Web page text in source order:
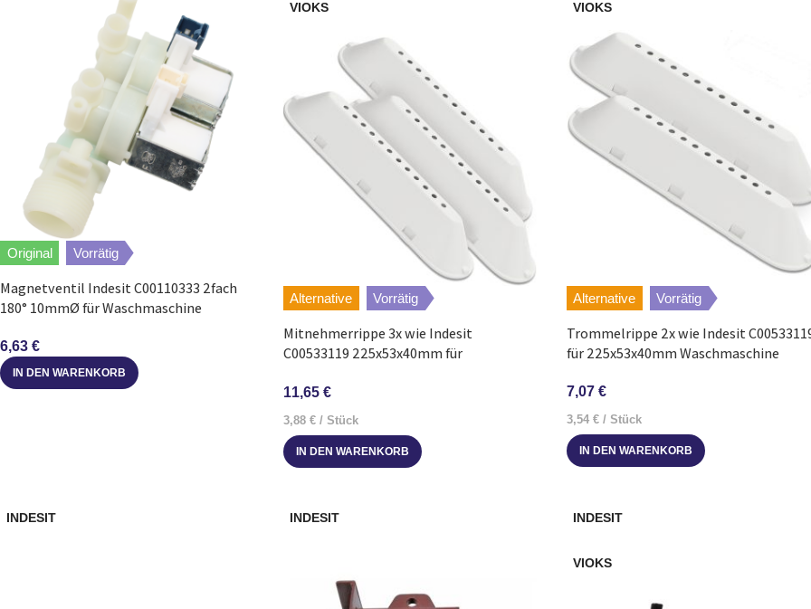
Original Vorrätig
Magnetventil Indesit C00110333 2fach
180° 10mmØ für Waschmaschine
6,63 €
IN DEN WARENKORB
VIOKS
Alternative Vorrätig
Mitnehmerrippe 3x wie Indesit
C00533119 225x53x40mm für
11,65 €
3,88 €/ Stück
IN DEN WARENKORB
VIOKS
Alternative Vorrätig
Trommelrippe 2x wie Indesit
für 225x53x40mm Waschmaschine
7,07 €
3,54 €/ Stück
IN DEN WARENKORB
INDESIT INDESIT INDESIT
VIOKS